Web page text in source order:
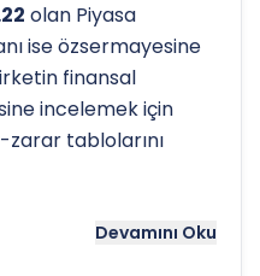
olan Piyasa
ise özsermayesine
finansal
incelemek için
tablolarını
ve potansiyelDevamını Oku